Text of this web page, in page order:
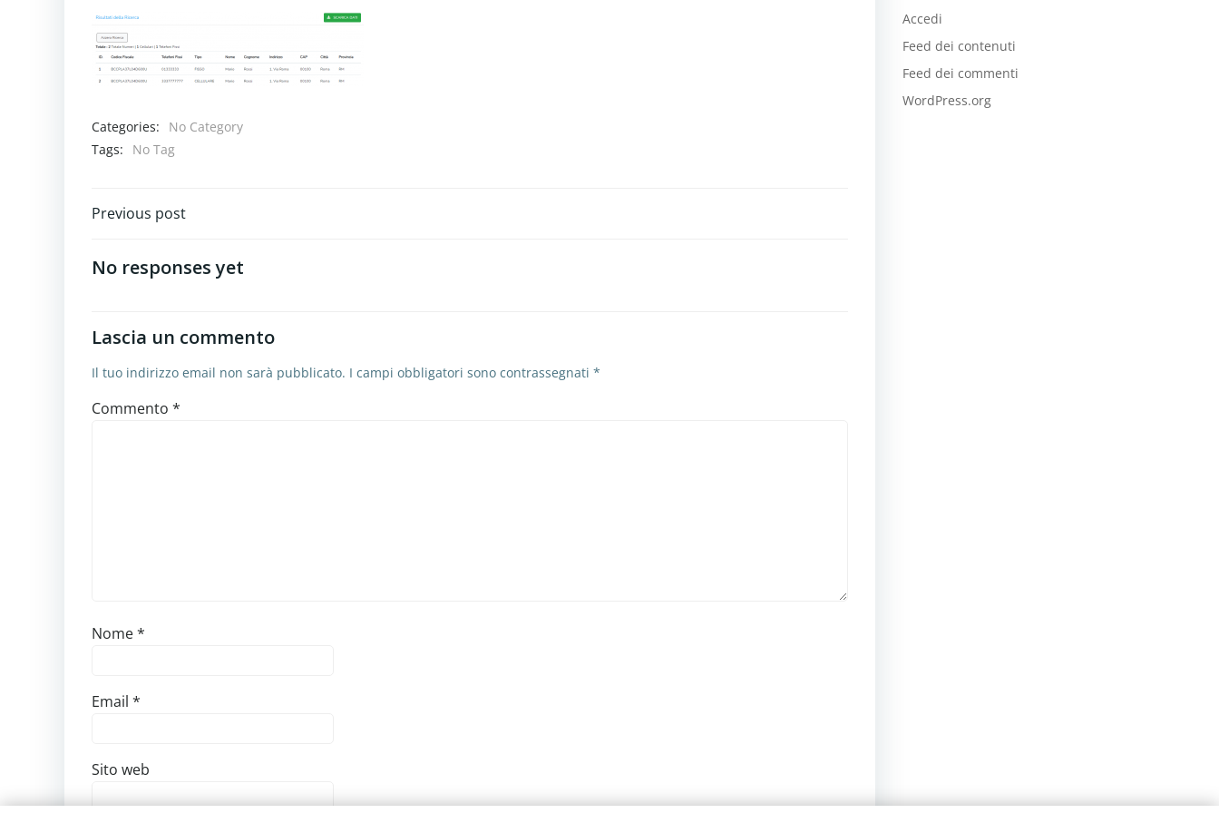
Categories:
No Category
Tags:
No Tag
Navigazione
articoli
Previous post
No responses yet
Lascia un commento
Il tuo indirizzo email non sarà pubblicato. I campi obbligatori sono contrassegnati *
Commento *
Nome*
Email *
Sito web
Accedi
Feed dei contenuti
Feed dei commenti
WordPress.org